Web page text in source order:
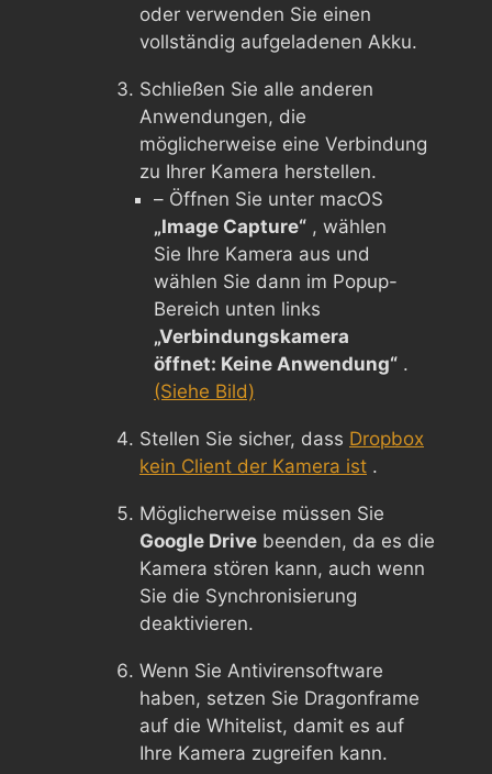
oder verwenden Sie einen
vollständig aufgeladenen Akku.
Schließen Sie alle anderen
Anwendungen, die
möglicherweise eine Verbindung
zu Ihrer Kamera herstellen.
– Öffnen Sie unter macOS
„Image Capture“ , wählen
Sie Ihre Kamera aus und
wählen Sie dann im Popup-
Bereich unten links
„Verbindungskamera
öffnet: Keine Anwendung“ .
(Siehe Bild)
Stellen Sie sicher, dass Dropbox
kein Client der Kamera ist .
Möglicherweise müssen Sie
Google Drive beenden, da es die
Kamera stören kann, auch wenn
Sie die Synchronisierung
deaktivieren.
Wenn Sie Antivirensoftware
haben, setzen Sie Dragonframe
auf die Whitelist, damit es auf
Ihre Kamera zugreifen kann.